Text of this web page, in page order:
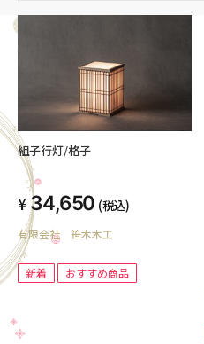
組子行灯/格子
34,650 (税込)
有限会社 笹木木工
新着 おすすめ商品